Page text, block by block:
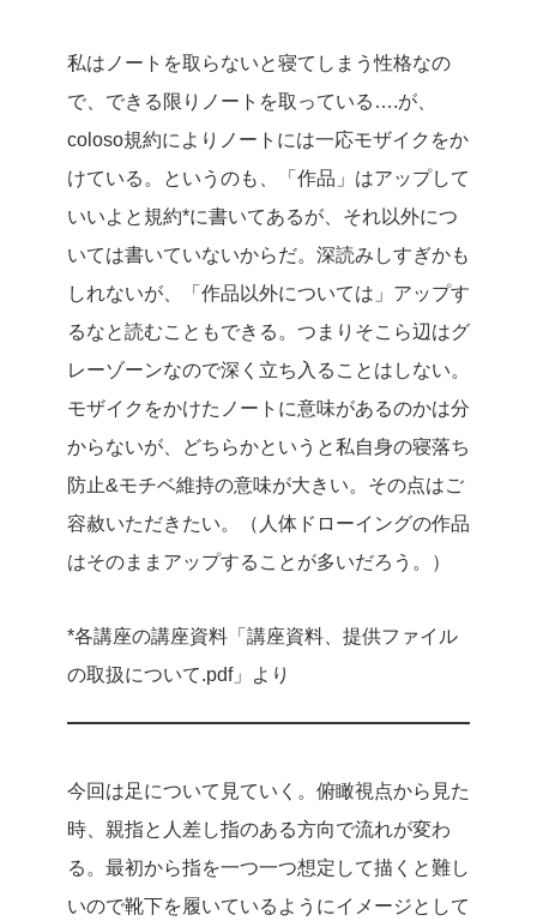
私はノートを取らないと寝てしまう性格なの
で、できる限りノートを取っている….が、
coloso規約によりノートには一応モザイクをか
けている。というのも、「作品」はアップして
いいよと規約*に書いてあるが、それ以外につ
いては書いていないからだ。深読みしすぎかも
しれないが、「作品以外については」アップす
るなと読むこともできる。つまりそこら辺はグ
レーゾーンなので深く立ち入ることはしない。
モザイクをかけたノートに意味があるのかは分
からないが、どちらかというと私自身の寝落ち
防止&モチベ維持の意味が大きい。その点はご
容赦いただきたい。（人体ドローイングの作品
はそのままアップすることが多いだろう。）
*各講座の講座資料「講座資料、提供ファイル
の取扱について.pdf」より
今回は足について見ていく。俯瞰視点から見た
時、親指と人差し指のある方向で流れが変わ
る。最初から指を一つ一つ想定して描くと難し
いので靴下を履いているようにイメージとして